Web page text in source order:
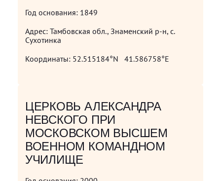
Год основания: 1849
Адрес: Тамбовская обл., Знаменский р-н, с.
Сухотинка
Координаты: 52.515184°N 41.586758°E
ЦЕРКОВЬ АЛЕКСАНДРА
НЕВСКОГО ПРИ
МОСКОВСКОМ ВЫСШЕМ
ВОЕННОМ КОМАНДНОМ
УЧИЛИЩЕ